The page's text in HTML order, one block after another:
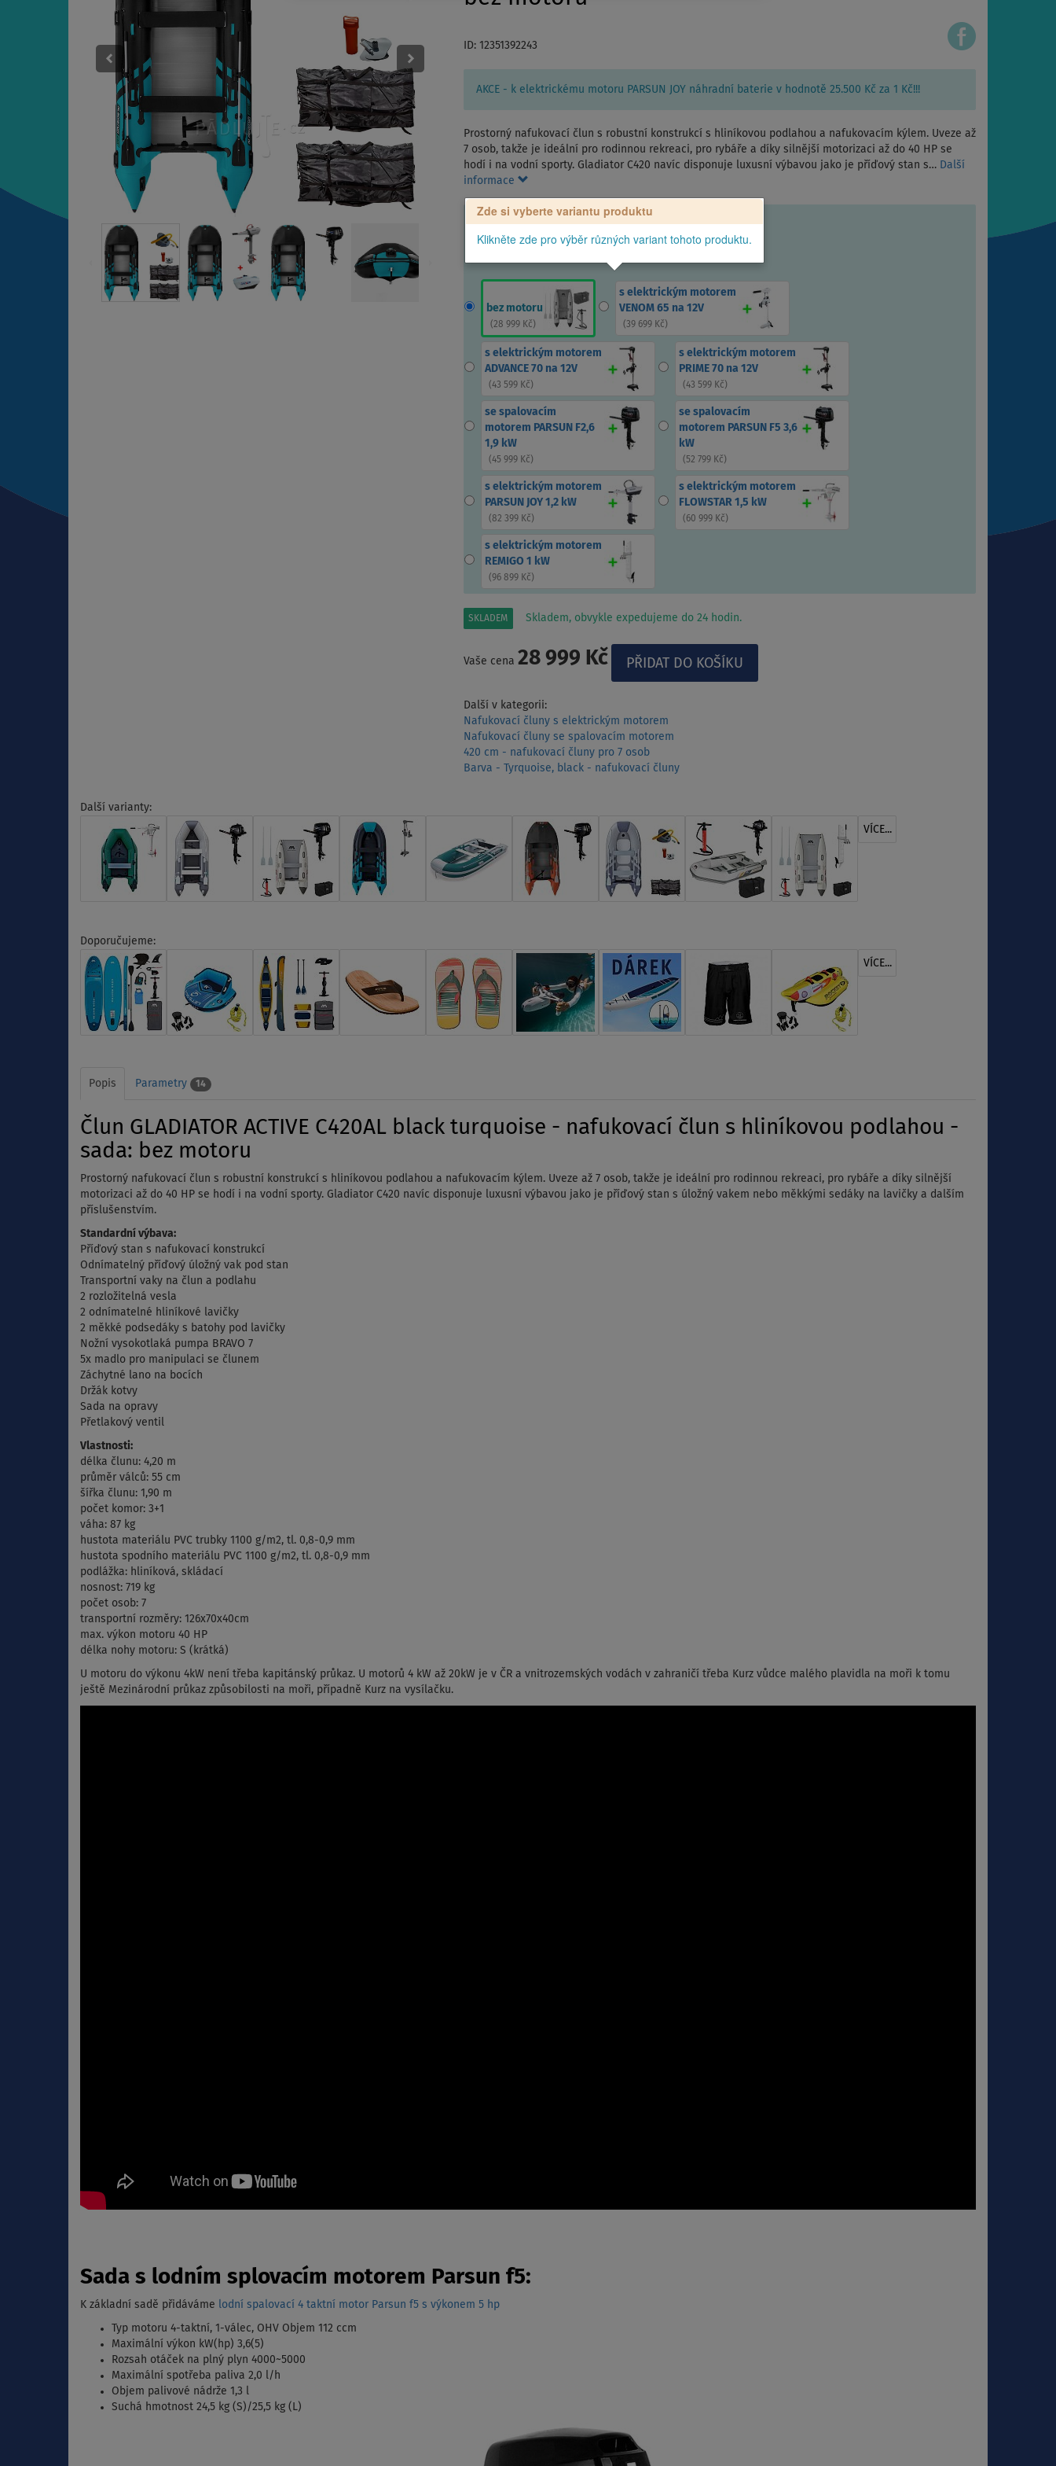
ID: 12351392243
AKCE - k elektrickému motoru PARSUN JOY náhradní baterie v hodnotě 25.500 Kč za 1 Kč!!!
Prostorný nafukovací člun s robustní konstrukcí s hliníkovou podlahou a nafukovacím kýlem. Uveze až
7 osob, takže je ideální pro rodinnou rekreaci, pro rybáře a díky silnější motorizaci až do 40 HP se
hodí i na vodní sporty. Gladiator C420 navíc disponuje luxusní výbavou jako je příďový stan s… Další
informace
Zde si vyberte variantu produktu
Klikněte zde pro výběr různých variant tohoto produktu.
bez motoru
(28 999 Kč)
s elektrickým motorem
VENOM 65 na 12V
(39 699 Kč)
s elektrickým motorem
ADVANCE 70 na 12V
(43 599 Kč)
s elektrickým motorem
PRIME 70 na 12V
(43 599 Kč)
se spalovacím
motorem PARSUN F2,6
1,9 kW
(45 999 Kč)
se spalovacím
motorem PARSUN F5 3,6
kW
( 52 799 Kč)
s elektrickým motorem
PARSUN JOY 1,2 kW
(82 399 Kč)
s elektrickým motorem
FLOWSTAR 1,5 kW
( 60 999 Kč)
s elektrickým motorem
REMIGO 1 kW
(96 899 Kč)
SKLADEM Skladem, obvykle expedujeme do 24 hodin.
Vaše cena 28 999 Kč
Další v kategorii:
Nafukovací čluny s elektrickým motorem
Nafukovací čluny se spalovacím motorem
420 cm - nafukovací čluny pro 7 osob
Barva - Tyrquoise, black - nafukovací čluny
Další varianty:
VÍCE...
Doporučujeme:
VÍCE...
Popis Parametry 14
Člun GLADIATOR ACTIVE C420AL black turquoise - nafukovací člun s hliníkovou podlahou -
sada: bez motoru
Prostorný nafukovací člun s robustní konstrukcí s hliníkovou podlahou a nafukovacím kýlem. Uveze až 7 osob, takže je ideální pro rodinnou rekreaci, pro rybáře a díky silnější
motorizaci až do 40 HP se hodí i na vodní sporty. Gladiator C420 navíc disponuje luxusní výbavou jako je příďový stan s úložný vakem nebo měkkými sedáky na lavičky a dalším
příslušenstvím.
Standardní výbava:
Příďový stan s nafukovací konstrukcí
Odnímatelný příďový úložný vak pod stan
Transportní vaky na člun a podlahu
2 rozložitelná vesla
2 odnímatelné hliníkové lavičky
2 měkké podsedáky s batohy pod lavičky
Nožní vysokotlaká pumpa BRAVO 7
5x madlo pro manipulaci se člunem
Záchytné lano na bocích
Držák kotvy
Sada na opravy
Přetlakový ventil
Vlastnosti:
délka člunu: 4,20 m
průměr válců: 55 cm
šířka člunu: 1,90 m
počet komor: 3+1
váha: 87 kg
hustota materiálu PVC trubky 1100 g/m2, tl. 0,8-0,9 mm
hustota spodního materiálu PVC 1100 g/m2, tl. 0,8-0,9 mm
podlážka: hliníková, skládací
nosnost: 719 kg
počet osob: 7
transportní rozměry: 126x70x40cm
max. výkon motoru 40 HP
délka nohy motoru: S (krátká)
U motoru do výkonu 4kW není třeba kapitánský průkaz. U motorů 4 kW až 20kW je v ČR a vnitrozemských vodách v zahraničí třeba Kurz vůdce malého plavidla na moři k tomu
ještě Mezinárodní průkaz způsobilosti na moři, případně Kurz na vysílačku.
Sada s lodním splovacím motorem Parsun f5:
K základní sadě přidáváme lodní spalovací 4 taktní motor Parsun f5 s výkonem 5 hp
Typ motoru 4-taktní, 1-válec, OHV Objem 112 ccm
Maximální výkon kW(hp) 3,6(5)
Rozsah otáček na plný plyn 4000~5000
Maximální spotřeba paliva 2,0 l/h
Objem palivové nádrže 1,3 l
Suchá hmotnost 24,5 kg (S)/25,5 kg (L)